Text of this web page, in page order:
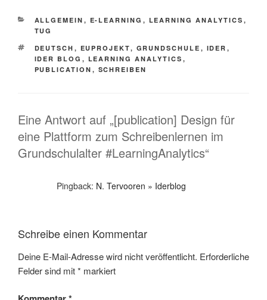
KATEGORIEN
ALLGEMEIN , E-LEARNING , LEARNING ANALYTICS ,
TUG
SCHLAGWÖRTER
DEUTSCH , EUPROJEKT, GRUNDSCHULE , IDER ,
IDER BLOG , LEARNING ANALYTICS ,
PUBLICATION , SCHREIBEN
Eine Antwort auf „[publication] Design für
eine Plattform zum Schreibenlernen im
Grundschulalter #LearningAnalytics“
Pingback: N. Tervooren » Iderblog
Schreibe einen Kommentar
Deine E-Mail-Adresse wird nicht veröffentlicht. Erforderliche
Felder sind mit* markiert